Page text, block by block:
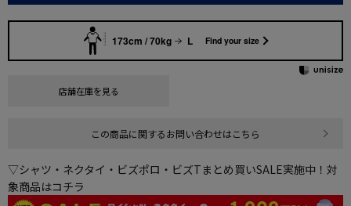
173cm / 70kg L Find your size
店舗在庫を見る
この商品に関するお問い合わせはこちら
▽シャツ・ネクタイ・ビズポロ・ビズTまとめ買いSALE実施中！対
象商品はコチラ